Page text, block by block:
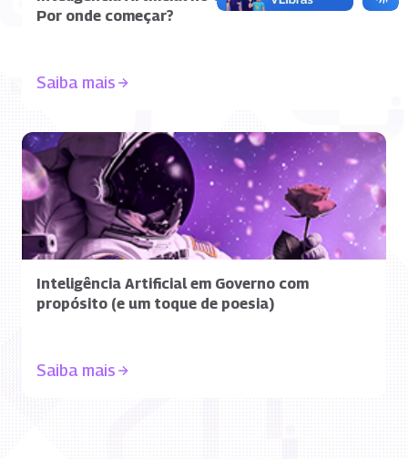
Por onde começar?
Saiba mais
Inteligência Artificial em Governo com
propósito (e um toque de poesia)
Saiba mais